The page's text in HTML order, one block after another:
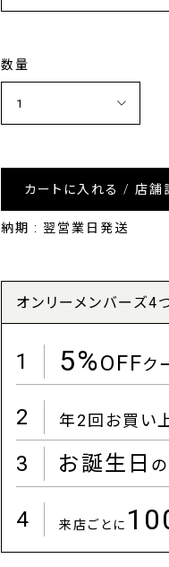
数量
カートに入れる / 店舗
納期 : 翌営業日発送
オンリーメンバーズ4
1 5%OFFク
2 年2回お買い
3 お誕生日
4 来店ごとに